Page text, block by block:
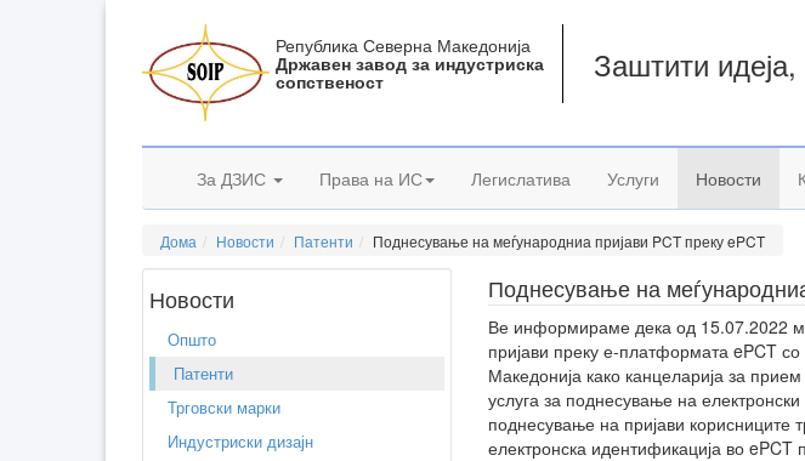
Република Северна Македонија
Државен завод за индустриска
сопственост Заштити
За ДЗИС Права на ИС Легислатива Услуги Новости
Дома Новости Патенти Поднесување на меѓународниа пријави PCT преку ePCT
Новости
Општо
Патенти
Трговски марки
Индустриски дизајн
Поднесување на
Ве информираме дека од 15.07.2022
пријави преку е-платформата ePCT
Македонија како канцеларија за
услуга за поднесување на
поднесување на пријави корисниците
електронска идентификација во ePCT